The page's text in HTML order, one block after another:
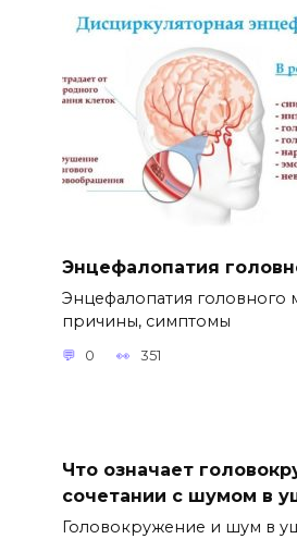
Энцефалопатия
Энцефалопатия головного
причины, симптомы
0 351
Что означает
сочетании с шумом в
Головокружение и шум в